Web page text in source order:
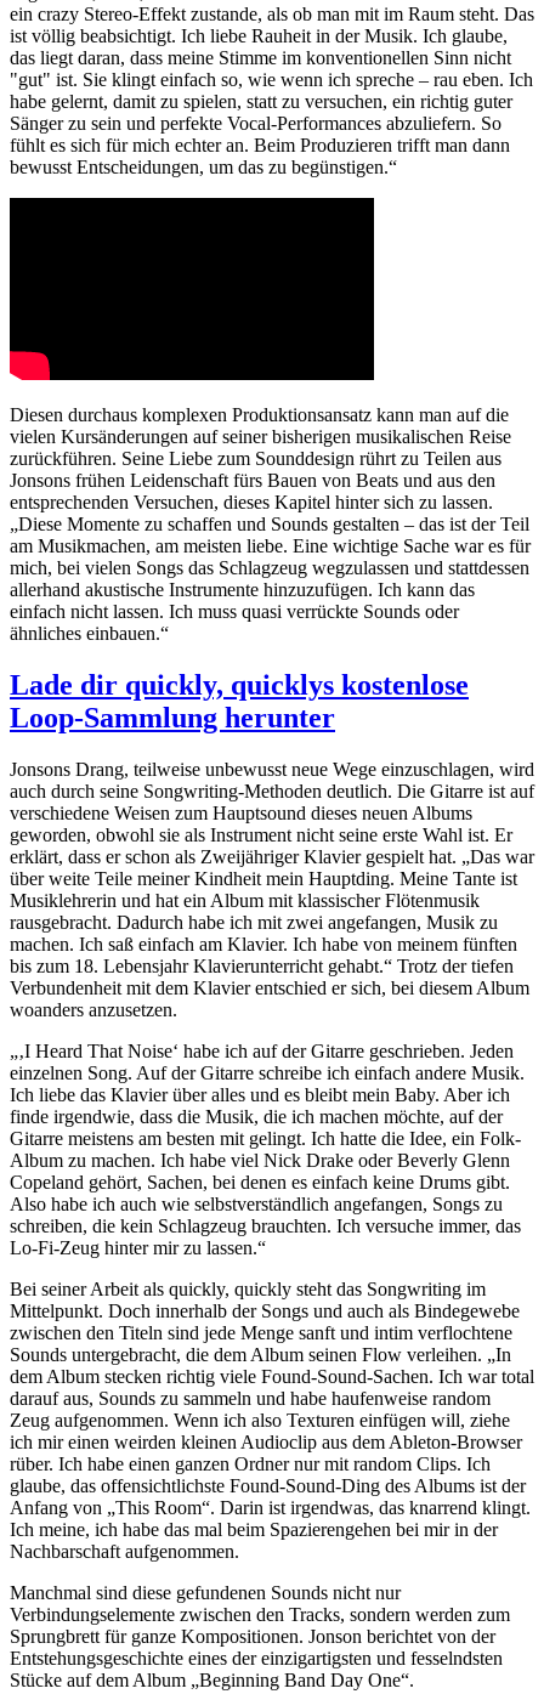
ein crazy Stereo-Effekt zustande, als ob man mit im Raum steht. Das
ist völlig beabsichtigt. Ich liebe Rauheit in der Musik. Ich glaube,
das liegt daran, dass meine Stimme im konventionellen Sinn nicht
"gut" ist. Sie klingt einfach so, wie wenn ich spreche – rau eben. Ich
habe gelernt, damit zu spielen, statt zu versuchen, ein richtig guter
Sänger zu sein und perfekte Vocal-Performances abzuliefern. So
fühlt es sich für mich echter an. Beim Produzieren trifft man dann
bewusst Entscheidungen, um das zu begünstigen.“
Diesen durchaus komplexen Produktionsansatz kann man auf die
vielen Kursänderungen auf seiner bisherigen musikalischen Reise
zurückführen. Seine Liebe zum Sounddesign rührt zu Teilen aus
Jonsons frühen Leidenschaft fürs Bauen von Beats und aus den
entsprechenden Versuchen, dieses Kapitel hinter sich zu lassen.
„Diese Momente zu schaffen und Sounds gestalten – das ist der Teil
am Musikmachen, am meisten liebe. Eine wichtige Sache war es für
mich, bei vielen Songs das Schlagzeug wegzulassen und stattdessen
allerhand akustische Instrumente hinzuzufügen. Ich kann das
einfach nicht lassen. Ich muss quasi verrückte Sounds oder
ähnliches einbauen.“
Lade dir quickly, quicklys kostenlose
Loop-Sammlung herunter
Jonsons Drang, teilweise unbewusst neue Wege einzuschlagen, wird
auch durch seine Songwriting-Methoden deutlich. Die Gitarre ist auf
verschiedene Weisen zum Hauptsound dieses neuen Albums
geworden, obwohl sie als Instrument nicht seine erste Wahl ist. Er
erklärt, dass er schon als Zweijähriger Klavier gespielt hat. „Das war
über weite Teile meiner Kindheit mein Hauptding. Meine Tante ist
Musiklehrerin und hat ein Album mit klassischer Flötenmusik
rausgebracht. Dadurch habe ich mit zwei angefangen, Musik zu
machen. Ich saß einfach am Klavier. Ich habe von meinem fünften
bis zum 18. Lebensjahr Klavierunterricht gehabt.“ Trotz der tiefen
Verbundenheit mit dem Klavier entschied er sich, bei diesem Album
woanders anzusetzen.
„‚I Heard That Noise‘ habe ich auf der Gitarre geschrieben. Jeden
einzelnen Song. Auf der Gitarre schreibe ich einfach andere Musik.
Ich liebe das Klavier über alles und es bleibt mein Baby. Aber ich
finde irgendwie, dass die Musik, die ich machen möchte, auf der
Gitarre meistens am besten mit gelingt. Ich hatte die Idee, ein Folk-
Album zu machen. Ich habe viel Nick Drake oder Beverly Glenn
Copeland gehört, Sachen, bei denen es einfach keine Drums gibt.
Also habe ich auch wie selbstverständlich angefangen, Songs zu
schreiben, die kein Schlagzeug brauchten. Ich versuche immer, das
Lo-Fi-Zeug hinter mir zu lassen.“
Bei seiner Arbeit als quickly, quickly steht das Songwriting im
Mittelpunkt. Doch innerhalb der Songs und auch als Bindegewebe
zwischen den Titeln sind jede Menge sanft und intim verflochtene
Sounds untergebracht, die dem Album seinen Flow verleihen. „In
dem Album stecken richtig viele Found-Sound-Sachen. Ich war total
darauf aus, Sounds zu sammeln und habe haufenweise random
Zeug aufgenommen. Wenn ich also Texturen einfügen will, ziehe
ich mir einen weirden kleinen Audioclip aus dem Ableton-Browser
rüber. Ich habe einen ganzen Ordner nur mit random Clips. Ich
glaube, das offensichtlichste Found-Sound-Ding des Albums ist der
Anfang von „This Room“. Darin ist irgendwas, das knarrend klingt.
Ich meine, ich habe das mal beim Spazierengehen bei mir in der
Nachbarschaft aufgenommen.
Manchmal sind diese gefundenen Sounds nicht nur
Verbindungselemente zwischen den Tracks, sondern werden zum
Sprungbrett für ganze Kompositionen. Jonson berichtet von der
Entstehungsgeschichte eines der einzigartigsten und fesselndsten
Stücke auf dem Album „Beginning Band Day One“.